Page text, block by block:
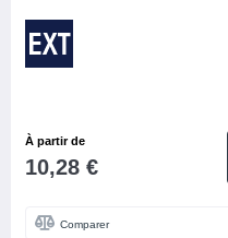
À partir de
10,28 €
Comparer